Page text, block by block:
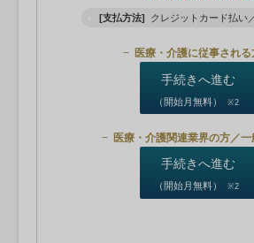
[支払方法] クレジットカード払い
医療・介護に従事される
手続きへ進む
（開始月無料） ※2
医療・介護関連業界の方／一
手続きへ進む
（開始月無料） ※2